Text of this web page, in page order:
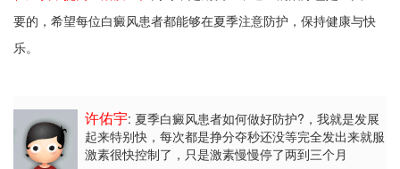
要的，希望每位白癜风患者都能够在夏季注意防护，保持健康与快
乐。
许佑宇: 夏季白癜风患者如何做好防护? ，我就是发展
起来特别快，每次都是挣分夺秒还没等完全发出来就服
激素很快控制了，只是激素慢慢停了两到三个月